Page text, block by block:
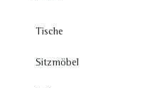
Tische
Sitzmöbel